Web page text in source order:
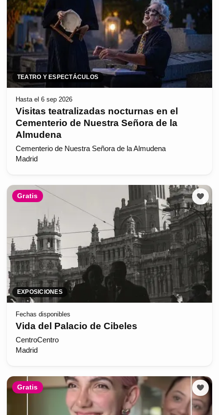
TEATRO Y ESPECTÁCULOS
Hasta el 6 sep 2026
Visitas teatralizadas nocturnas en el
Cementerio de Nuestra Señora de la
Almudena
Cementerio de Nuestra Señora de la Almudena
Madrid
Gratis
EXPOSICIONES
Fechas disponibles
Vida del Palacio de Cibeles
CentroCentro
Madrid
Gratis